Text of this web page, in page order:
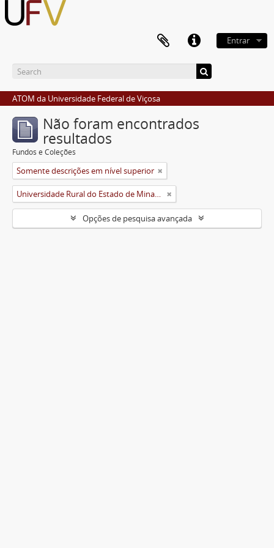
Entrar
ATOM da Universidade Federal de Viçosa
Não foram encontrados
resultados
Fundos e Coleções
Somente descrições em nível superior
Universidade Rural do Estado de Minas Gerais (Uremg)
Opções de pesquisa avançada